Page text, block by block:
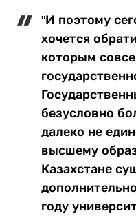
"И поэтому
хочется
которым
безусловно
далеко не
высшему
Казахстане
году